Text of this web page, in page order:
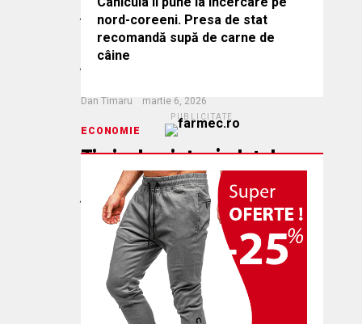
îi trimit pe
transportatori la pompă
Dan Timaru martie 6, 2026
ECONOMIE
Timișul, printre județele
cu cele mai multe
înregistrări de firme în
ianuarie. Caraș-Severin,
la polul opus
Decean Daniela martie 4, 2026
ECONOMIE
nord-coreeni. Presa de stat
recomandă supă de carne de
câine
PUBLICITATE